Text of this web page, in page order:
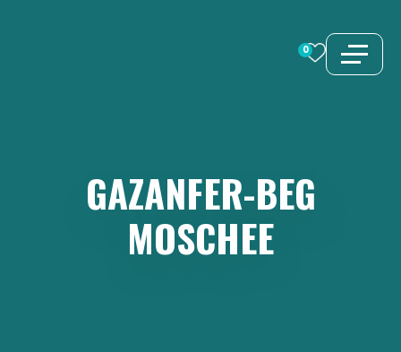
0
GAZANFER-BEG
MOSCHEE